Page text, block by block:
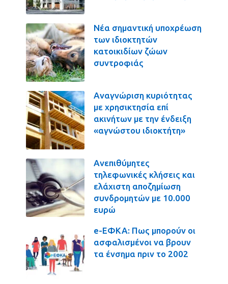
Νέα σημαντική υποχρέωση
των ιδιοκτητών
κατοικιδίων ζώων
συντροφιάς
Αναγνώριση κυριότητας
με χρησικτησία επί
ακινήτων με την ένδειξη
«αγνώστου ιδιοκτήτη»
Ανεπιθύμητες
τηλεφωνικές κλήσεις και
ελάχιστη αποζημίωση
συνδρομητών με 10.000
ευρώ
e-ΕΦΚΑ: Πως μπορούν οι
ασφαλισμένοι να βρουν
τα ένσημα πριν το 2002